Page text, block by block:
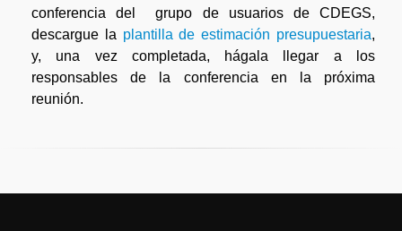
conferencia del grupo de usuarios de CDEGS,
descargue la plantilla de estimación presupuestaria,
y, una vez completada, hágala llegar a los
responsables de la conferencia en la próxima
reunión.